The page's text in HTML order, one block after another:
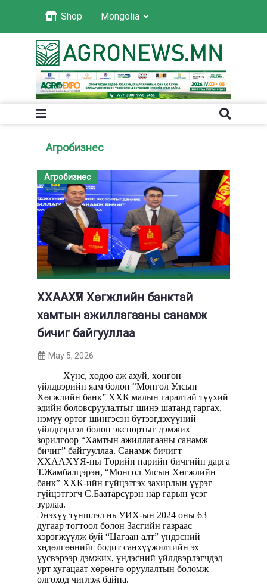
Shop
Агробизнес
Агробизнес
ХХААХҮЯ Хөгжлийн банктай
хамтын ажиллагааны санамж
бичиг байгууллаа
May 5, 2026
Хүнс, хөдөө аж ахуй, хөнгөн
үйлдвэрийн яам болон “Монгол Улсын
Хөгжлийн банк” ХХК малын гаралтай түүхий
эдийн боловсруулалтыг шинэ шатанд гаргах,
нэмүү өртөг шингэсэн бүтээгдэхүүний
үйлдвэрлэл болон экспортыг дэмжих
зорилгоор “Хамтын ажиллагааны санамж
бичиг” байгууллаа. Санамж бичигт
ХХААХҮЯ-ны Төрийн нарийн бичгийн дарга
Т.Жамбалцэрэн, “Монгол Улсын Хөгжлийн
банк” ХХК-ийн гүйцэтгэх захирлын үүрэг
гүйцэтгэгч С.Баатарсүрэн нар гарын үсэг
зурлаа.
Энэхүү түншлэл нь УИХ-ын 2024 оны 63
дугаар тогтоол болон Засгийн газраас
хэрэгжүүлж буй “Цагаан алт” үндэсний
хөдөлгөөнийг бодит санхүүжилтийн эх
үүсвэрээр дэмжих, үндэсний үйлдвэрлэгчдэд
урт хугацаат хөрөнгө оруулалтын боломж
олгоход чиглэж байна.